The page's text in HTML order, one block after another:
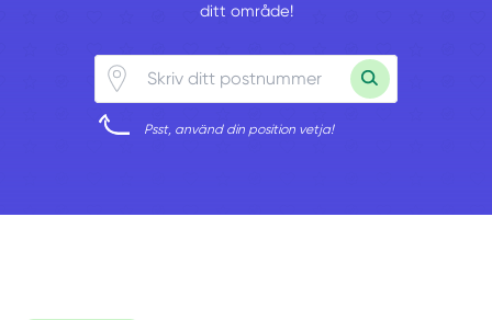
ditt område!
Psst, använd din position vetja!